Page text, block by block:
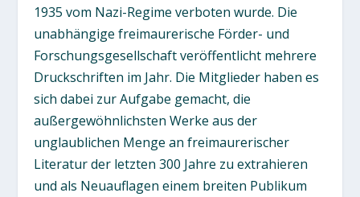
1935 vom Nazi-Regime verboten wurde. Die
unabhängige freimaurerische Förder- und
Forschungsgesellschaft veröffentlicht mehrere
Druckschriften im Jahr. Die Mitglieder haben es
sich dabei zur Aufgabe gemacht, die
außergewöhnlichsten Werke aus der
unglaublichen Menge an freimaurerischer
Literatur der letzten 300 Jahre zu extrahieren
und als Neuauflagen einem breiten Publikum